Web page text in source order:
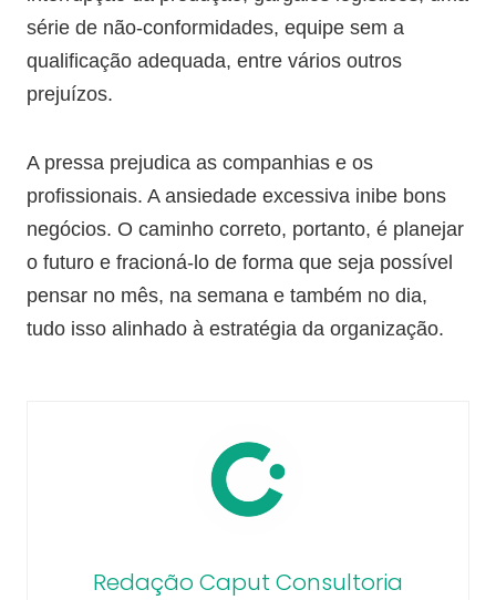
série de não-conformidades, equipe sem a
qualificação adequada, entre vários outros
prejuízos.
A pressa prejudica as companhias e os
profissionais. A ansiedade excessiva inibe bons
negócios. O caminho correto, portanto, é planejar
o futuro e fracioná-lo de forma que seja possível
pensar no mês, na semana e também no dia,
tudo isso alinhado à estratégia da organização.
Redação Caput Consultoria